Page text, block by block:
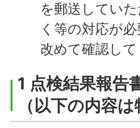
を郵送してい
く等の対応が
改めて確認して
1 点検結果報告
（以下の内容